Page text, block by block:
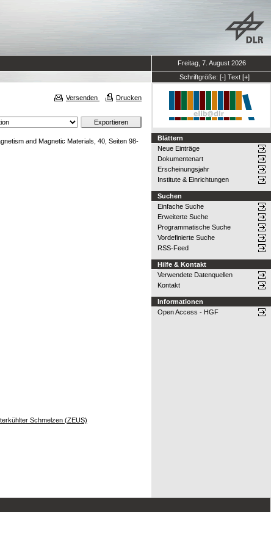
Freitag, 7. August 2026
Schriftgröße: [-] Text [+]
Versenden Drucken
and Magnetic Materials, 40, Seiten 98-
Schmelzen (ZEUS)
Blättern
Neue Einträge
Dokumentenart
Erscheinungsjahr
Institute & Einrichtungen
Suchen
Einfache Suche
Erweiterte Suche
Programmatische Suche
Vordefinierte Suche
RSS-Feed
Hilfe & Kontakt
Verwendete Datenquellen
Kontakt
Informationen
Open Access - HGF